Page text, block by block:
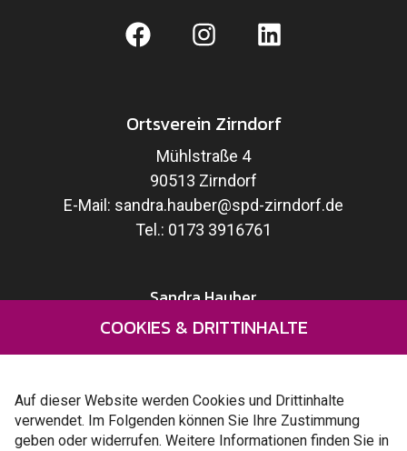
Ortsverein Zirndorf
Mühlstraße 4
90513 Zirndorf
E-Mail: sandra.hauber@spd-zirndorf.de
Tel.: 0173 3916761
Sandra Hauber
Wahlprogramm
Kandidaten
Kontakt
COOKIES & DRITTINHALTE
Auf dieser Website werden Cookies und Drittinhalte
verwendet. Im Folgenden können Sie Ihre Zustimmung
geben oder widerrufen. Weitere Informationen finden Sie in